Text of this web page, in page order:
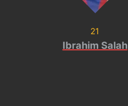
21
Ibrahim Salah